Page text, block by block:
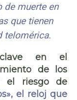
de muerte en
que tienen
telomérica.
en el
de los
el riesgo de
el reloj que